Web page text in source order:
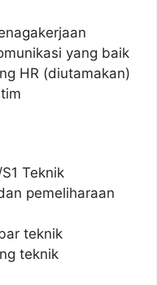
yang baik
HR (diutamakan)
Teknik
pemeliharaan
teknik
teknik